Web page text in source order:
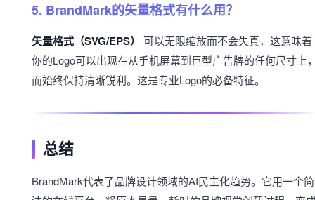
5. BrandMark的矢量格式有什么用？
矢量格式（SVG/EPS）
可以无限缩放而不会失真，这意味着
你的Logo可以出现在从手机屏幕到巨型广告牌的任何尺寸上
而始终保持清晰锐利。这是专业Logo的必备特征。
总结
BrandMark代表了品牌设计领域的AI民主化趋势。它用一个简